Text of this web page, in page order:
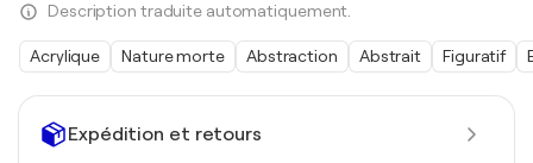
Expédition et retours
Description traduite automatiquement.
Acrylique Nature morte Abstraction Abstrait Figuratif